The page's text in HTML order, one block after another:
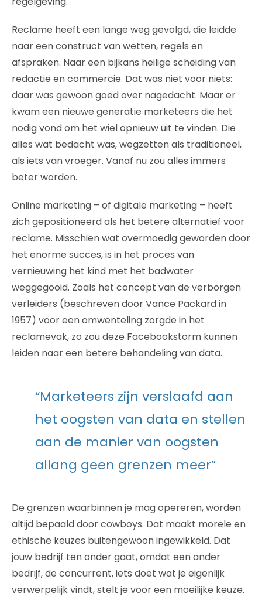
Reclame heeft een lange weg gevolgd, die leidde
naar een construct van wetten, regels en
afspraken. Naar een bijkans heilige scheiding van
redactie en commercie. Dat was niet voor niets:
daar was gewoon goed over nagedacht. Maar er
kwam een nieuwe generatie marketeers die het
nodig vond om het wiel opnieuw uit te vinden. Die
alles wat bedacht was, wegzetten als traditioneel,
als iets van vroeger. Vanaf nu zou alles immers
beter worden.
Online marketing – of digitale marketing – heeft
zich gepositioneerd als het betere alternatief voor
reclame. Misschien wat overmoedig geworden door
het enorme succes, is in het proces van
vernieuwing het kind met het badwater
weggegooid. Zoals het concept van de verborgen
verleiders (beschreven door Vance Packard in
1957) voor een omwenteling zorgde in het
reclamevak, zo zou deze Facebookstorm kunnen
leiden naar een betere behandeling van data.
“Marketeers zijn verslaafd aan
het oogsten van data en stellen
aan de manier van oogsten
allang geen grenzen meer”
De grenzen waarbinnen je mag opereren, worden
altijd bepaald door cowboys. Dat maakt morele en
ethische keuzes buitengewoon ingewikkeld. Dat
jouw bedrijf ten onder gaat, omdat een ander
bedrijf, de concurrent, iets doet wat je eigenlijk
verwerpelijk vindt, stelt je voor een moeilijke keuze.